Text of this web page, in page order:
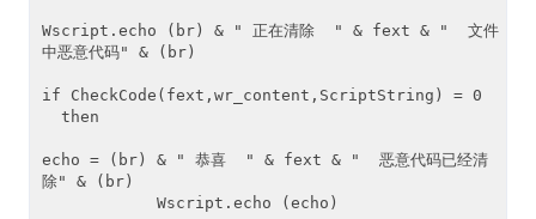
Wscript.echo (br) & " 正在清除  " & fext & "  文件
中恶意代码" & (br)
if CheckCode(fext,wr_content,ScriptString) = 0
then
echo = (br) & " 恭喜  " & fext & "  恶意代码已经清
除" & (br)
Wscript.echo (echo)